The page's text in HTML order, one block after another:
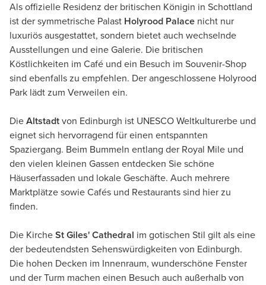
Als offizielle Residenz der britischen Königin in Schottland
ist der symmetrische Palast Holyrood Palace nicht nur
luxuriös ausgestattet, sondern bietet auch wechselnde
Ausstellungen und eine Galerie. Die britischen
Köstlichkeiten im Café und ein Besuch im Souvenir-Shop
sind ebenfalls zu empfehlen. Der angeschlossene Holyrood
Park lädt zum Verweilen ein.
Die Altstadt von Edinburgh ist UNESCO Weltkulturerbe und
eignet sich hervorragend für einen entspannten
Spaziergang. Beim Bummeln entlang der Royal Mile und
den vielen kleinen Gassen entdecken Sie schöne
Häuserfassaden und lokale Geschäfte. Auch mehrere
Marktplätze sowie Cafés und Restaurants sind hier zu
finden.
Die Kirche St Giles' Cathedral im gotischen Stil gilt als eine
der bedeutendsten Sehenswürdigkeiten von Edinburgh.
Die hohen Decken im Innenraum, wunderschöne Fenster
und der Turm machen einen Besuch auch außerhalb von